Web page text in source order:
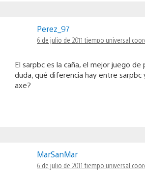
Perez_97
6 de julio de 2011 tiempo universal
El sarpbc es la caña, el mejor juego de
duda, qué diferencia hay entre sarpbc
axe?
MarSanMar
6 de julio de 2011 tiempo universal